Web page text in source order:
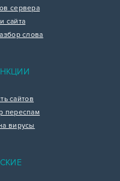
сервера
сайта
слова
сайтов
переспам
вирусы